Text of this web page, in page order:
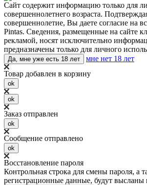
Сайт содержит информацию только для
совершеннолетнего возраста.
совершеннолетие, Вы даете согласие на
Pintas. Сведения, размещенные на сайте
рекламой, носят исключительно
предназначены только для личного
Да, мне уже есть 18 лет
мне нет 18 лет
Товар добавлен в корзину
ok
ok
Заказ отправлен
ok
Сообщение отправлено
ok
Восстановление пароля
Контрольная строка для смены пароля, а
регистрационные данные, будут высланы